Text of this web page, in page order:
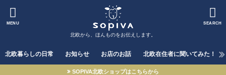
MENU SEARCH
北欧から、ほんものをお伝えします。
北欧暮らしの日常 お知らせ お店のお話 北欧在住者に聞いてみた！
SOPIVA北欧ショップはこちらから